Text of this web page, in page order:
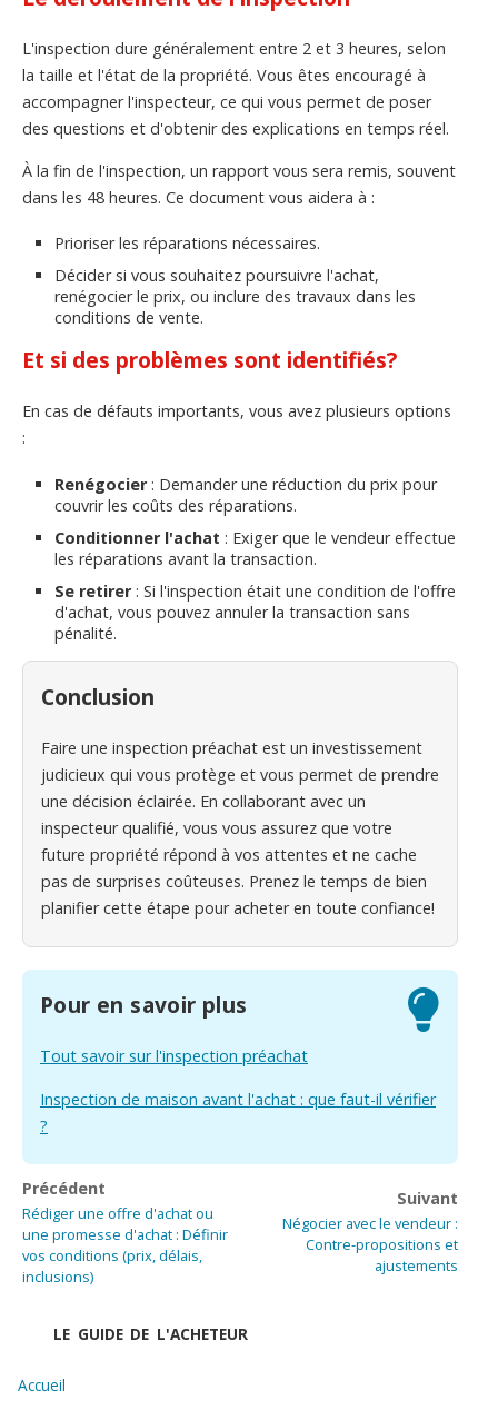
L'inspection dure généralement entre 2 et 3 heures, selon
la taille et l'état de la propriété. Vous êtes encouragé à
accompagner l'inspecteur, ce qui vous permet de poser
des questions et d'obtenir des explications en temps réel.
À la fin de l'inspection, un rapport vous sera remis, souvent
dans les 48 heures. Ce document vous aidera à :
Prioriser les réparations nécessaires.
Décider si vous souhaitez poursuivre l'achat,
renégocier le prix, ou inclure des travaux dans les
conditions de vente.
Et si des problèmes sont identifiés?
En cas de défauts importants, vous avez plusieurs options
:
Renégocier: Demander une réduction du prix pour
couvrir les coûts des réparations.
Conditionner l'achat : Exiger que le vendeur effectue
les réparations avant la transaction.
Se retirer: Si l'inspection était une condition de l'offre
d'achat, vous pouvez annuler la transaction sans
pénalité.
Conclusion
Faire une inspection préachat est un investissement
judicieux qui vous protège et vous permet de prendre
une décision éclairée. En collaborant avec un
inspecteur qualifié, vous vous assurez que votre
future propriété répond à vos attentes et ne cache
pas de surprises coûteuses. Prenez le temps de bien
planifier cette étape pour acheter en toute confiance!
Pour en savoir plus
Tout savoir sur l'inspection préachat
Inspection de maison avant l'achat : que faut-il vérifier
?
Précédent
Rédiger une offre d'achat ou
une promesse d'achat : Définir
vos conditions (prix, délais,
inclusions)
Suivant
Négocier avec le vendeur :
Contre-propositions et
ajustements
LE GUIDE DE L'ACHETEUR
Accueil